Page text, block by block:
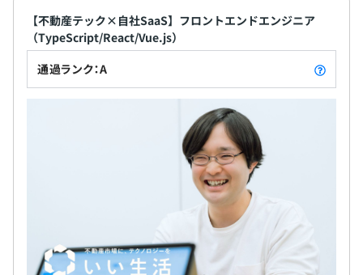
【不動産テック×自社SaaS】フロントエンドエンジニア
（TypeScript/React/Vue.js）
通過ランク：A